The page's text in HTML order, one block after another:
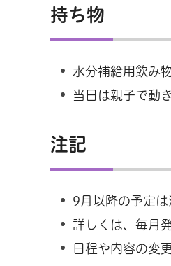
持ち物
水分補給用飲み
当日は親子で動
注記
9月以降の予定は
詳しくは、毎月
日程や内容の変